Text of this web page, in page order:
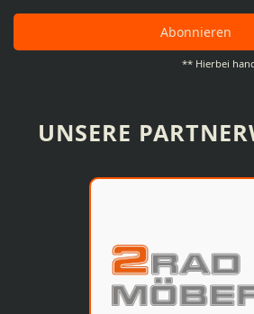
Abonnieren
** Hierbei
UNSERE